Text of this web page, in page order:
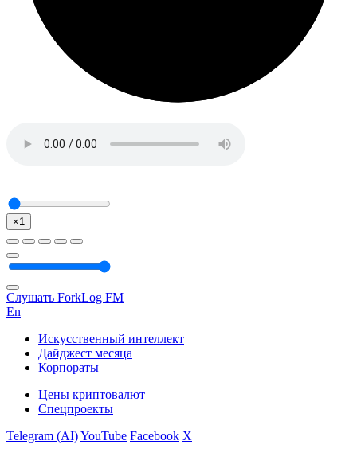
×1
Слушать ForkLog FM
En
Искусственный интеллект
Дайджест месяца
Корпораты
Цены криптовалют
Спецпроекты
Telegram (AI)YouTube Facebook X